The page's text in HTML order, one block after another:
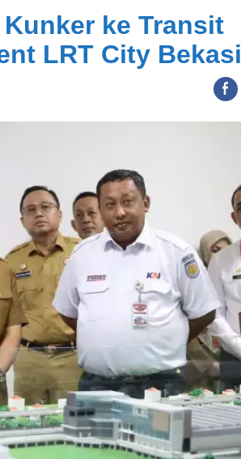
ke Transit
LRT City Bekasi